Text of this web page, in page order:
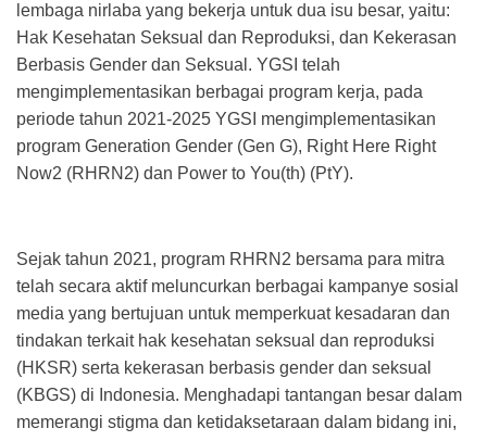
lembaga nirlaba yang bekerja untuk dua isu besar, yaitu:
Hak Kesehatan Seksual dan Reproduksi, dan Kekerasan
Berbasis Gender dan Seksual. YGSI telah
mengimplementasikan berbagai program kerja, pada
periode tahun 2021-2025 YGSI mengimplementasikan
program Generation Gender (Gen G), Right Here Right
Now2 (RHRN2) dan Power to You(th) (PtY).
Sejak tahun 2021, program RHRN2 bersama para mitra
telah secara aktif meluncurkan berbagai kampanye sosial
media yang bertujuan untuk memperkuat kesadaran dan
tindakan terkait hak kesehatan seksual dan reproduksi
(HKSR) serta kekerasan berbasis gender dan seksual
(KBGS) di Indonesia. Menghadapi tantangan besar dalam
memerangi stigma dan ketidaksetaraan dalam bidang ini,